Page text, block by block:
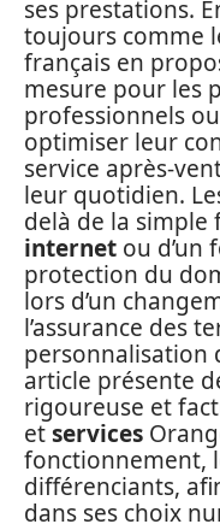
ses prestations.
toujours comme
français en
mesure pour les
professionnels
optimiser leur
service après-
leur quotidien.
delà de la simple
internet ou d’un
protection du
lors d’un
l’assurance des
personnalisation
article présente
rigoureuse et
etservices
fonctionnement,
différenciants,
dans ses choix